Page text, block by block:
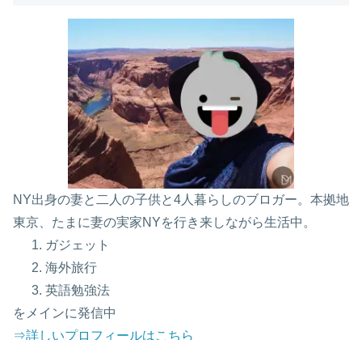
NY出身の妻と二人の子供と4人暮らしのブロガー。本拠地
東京、たまに妻の実家NYを行き来しながら生活中。
ガジェット
海外旅行
英語勉強法
をメインに発信中
⇒詳しいプロフィールはこちら